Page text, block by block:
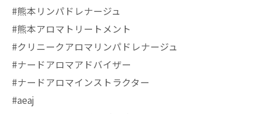
#熊本リンパドレナージュ
#熊本アロマトリートメント
#クリニークアロマリンパドレナージュ
#ナードアロマアドバイザー
#ナードアロマインストラクター
#aeaj